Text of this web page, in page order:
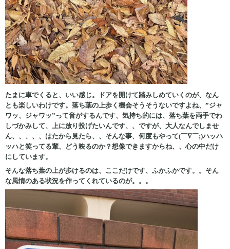
たまに車でくると、いい感じ。ドアを開けて踏みしめていくのが、なん
とも楽しいわけです。落ち葉の上歩く機会そうそうないですよね、”ジャ
ワッ、ジャワッ”って音がするんです、気持ち的には、落ち葉を両手でわ
しづかみして、上に放り投げたいんです、、ですが、大人なんでしませ
ん、、、、、はたから見たら、、そんな事、何度もやって(￣∇￣;)ハッハ
ッハと笑ってる輩、どう映るのか？想像できますからね、、心の中だけ
にしています。
そんな落ち葉の上が歩けるのは、ここだけです、ふかふかです。。そん
な風情のある状況を作ってくれているのが。。。